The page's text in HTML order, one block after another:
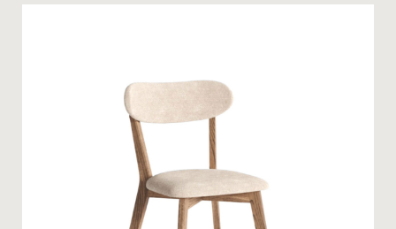
НОМЕР ТЕЛЕФОНУ *
КІЛЬКІСТЬ ТА ОСОБЛИВІ ПОБАЖАННЯ